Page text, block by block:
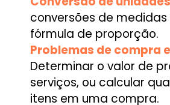
conversões de
fórmula de proporção.
Problemas de compra
Determinar o valor de
serviços, ou calcular
itens em uma compra.